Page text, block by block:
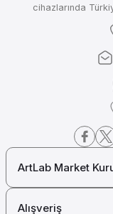
cihazlarında
ArtLab Market
Alışveriş